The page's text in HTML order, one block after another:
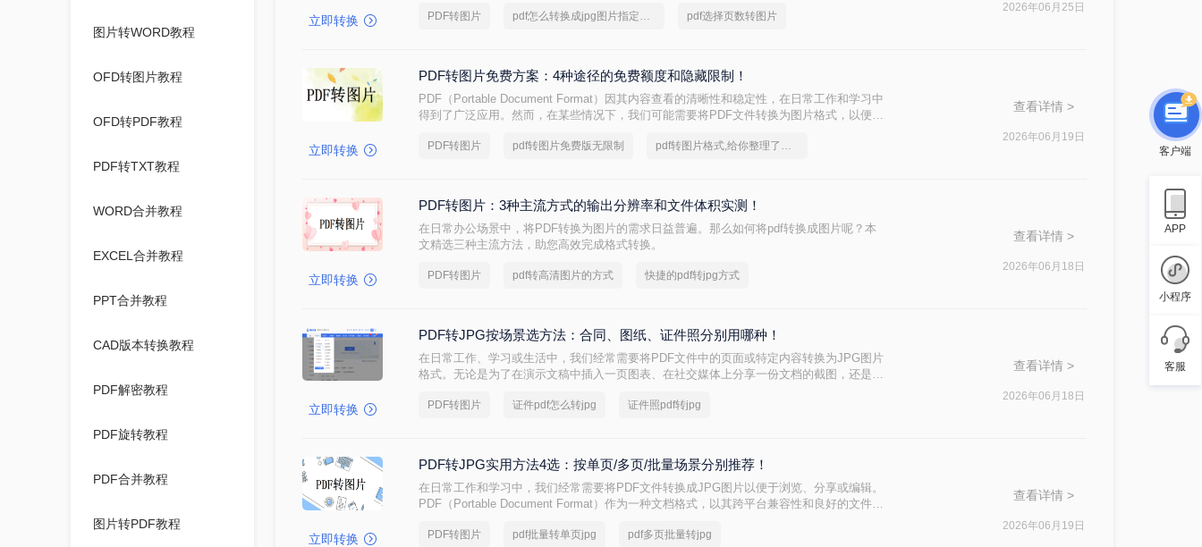
图片转WORD教程
OFD转图片教程
OFD转PDF教程
PDF转TXT教程
WORD合并教程
EXCEL合并教程
PPT合并教程
CAD版本转换教程
PDF解密教程
PDF旋转教程
PDF合并教程
图片转PDF教程
立即转换 PDF转图片 pdf怎么转换成jpg图片指定页数 pdf选择页数转图片
2026年06月25日
立即转换
PDF转图片免费方案：4种途径的免费额度和隐藏限制！
PDF（Portable Document Format）因其内容查看的清晰性和稳定性，在日常工作和学习中
得到了广泛应用。然而，在某些情况下，我们可能需要将PDF文件转换为图片格式，以便更
种免费将PDF转换为图片的方法，帮助用户轻松实现格式转换。
PDF转图片 pdf转图片免费版无限制 pdf转图片格式,给你整理了一份方案
查看详情 >
2026年06月19日
立即转换
PDF转图片：3种主流方式的输出分辨率和文件体积实测！
在日常办公场景中，将PDF转换为图片的需求日益普遍。那么如何将pdf转换成图片呢？本
文精选三种主流方法，助您高效完成格式转换。
PDF转图片 pdf转高清图片的方式 快捷的pdf转jpg方式
查看详情 >
2026年06月18日
立即转换
PDF转JPG按场景选方法：合同、图纸、证件照分别用哪种！
在日常工作、学习或生活中，我们经常需要将PDF文件中的页面或特定内容转换为JPG图片
格式。无论是为了在演示文稿中插入一页图表、在社交媒体上分享一份文档的截图，还是为
PDF转图片 证件pdf怎么转jpg 证件照pdf转jpg
查看详情 >
2026年06月18日
立即转换
PDF转JPG实用方法4选：按单页/多页/批量场景分别推荐！
在日常工作和学习中，我们经常需要将PDF文件转换成JPG图片以便于浏览、分享或编辑。
PDF（Portable Document Format）作为一种文档格式，以其跨平台兼容性和良好的文件保
Group）格式的图片文件。那么如何把pdf怎么转换成jpg图片呢？本文将介绍几种实用的方
PDF转图片 pdf批量转单页jpg pdf多页批量转jpg
查看详情 >
2026年06月19日
客户端
APP
小程序
客服